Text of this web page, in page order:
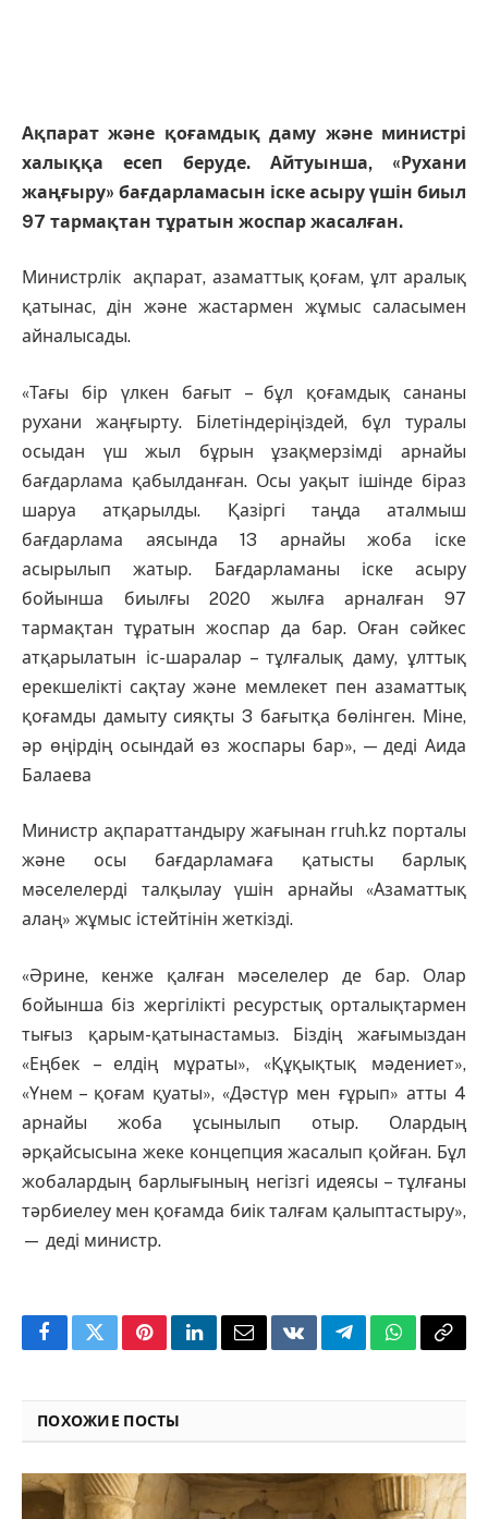
Ақпарат және қоғамдық даму және министрі
халыққа есеп беруде. Айтуынша, «Рухани
жаңғыру» бағдарламасын іске асыру үшін биыл
97 тармақтан тұратын жоспар жасалған.
Министрлік ақпарат, азаматтық қоғам, ұлт аралық
қатынас, дін және жастармен жұмыс саласымен
айналысады.
«Тағы бір үлкен бағыт – бұл қоғамдық сананы
рухани жаңғырту. Білетіндеріңіздей, бұл туралы
осыдан үш жыл бұрын ұзақмерзімді арнайы
бағдарлама қабылданған. Осы уақыт ішінде біраз
шаруа атқарылды. Қазіргі таңда аталмыш
бағдарлама аясында 13 арнайы жоба іске
асырылып жатыр. Бағдарламаны іске асыру
бойынша биылғы 2020 жылға арналған 97
тармақтан тұратын жоспар да бар. Оған сәйкес
атқарылатын іс-шаралар – тұлғалық даму, ұлттық
ерекшелікті сақтау және мемлекет пен азаматтық
қоғамды дамыту сияқты 3 бағытқа бөлінген. Міне,
әр өңірдің осындай өз жоспары бар», — деді Аида
Балаева
Министр ақпараттандыру жағынан rruh.kz порталы
және осы бағдарламаға қатысты барлық
мәселелерді талқылау үшін арнайы «Азаматтық
алаң» жұмыс істейтінін жеткізді.
«Әрине, кенже қалған мәселелер де бар. Олар
бойынша біз жергілікті ресурстық орталықтармен
тығыз қарым-қатынастамыз. Біздің жағымыздан
«Еңбек – елдің мұраты», «Құқықтық мәдениет»,
«Үнем – қоғам қуаты», «Дәстүр мен ғұрып» атты 4
арнайы жоба ұсынылып отыр. Олардың
әрқайсысына жеке концепция жасалып қойған. Бұл
жобалардың барлығының негізгі идеясы – тұлғаны
тәрбиелеу мен қоғамда биік талғам қалыптастыру»,
— деді министр.
FacebookTwitterPinterestLinkedInEmailVKontakteTelegramWhatsApp
Copy
ПОХОЖИЕ ПОСТЫ